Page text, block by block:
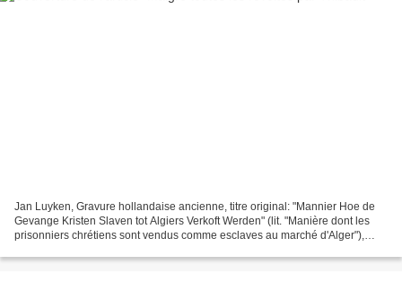
Jan Luyken, Gravure hollandaise ancienne, titre original: "Mannier Hoe de
Gevange Kristen Slaven tot Algiers Verkoft Werden" (lit. "Manière dont les
prisonniers chrétiens sont vendus comme esclaves au marché d'Alger"),